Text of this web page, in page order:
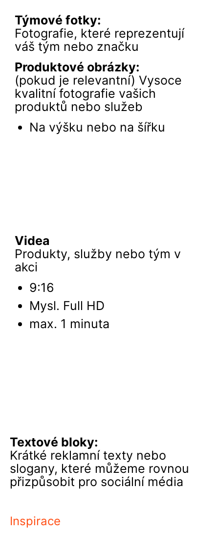
Týmové fotky:
Fotografie, které reprezentují
váš tým nebo značku
Produktové obrázky:
(pokud je relevantní) Vysoce
kvalitní fotografie vašich
produktů nebo služeb
Na výšku nebo na šířku
Videa
Produkty, služby nebo tým v
akci
9:16
Mysl. Full HD
max. 1 minuta
Textové bloky:
Krátké reklamní texty nebo
slogany, které můžeme rovnou
přizpůsobit pro sociální média
Inspirace